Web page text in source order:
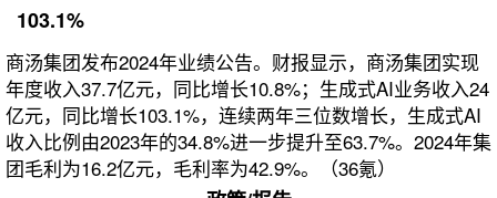
103.1%
商汤集团发布2024年业绩公告。财报显示，商汤集团实现
年度收入37.7亿元，同比增长10.8%；生成式AI业务收入24
亿元，同比增长103.1%，连续两年三位数增长，生成式AI
收入比例由2023年的34.8%进一步提升至63.7%。2024年集
团毛利为16.2亿元，毛利率为42.9%。（36氪）